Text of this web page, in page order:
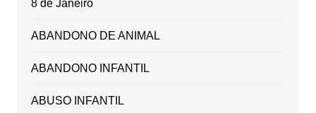
8 de Janeiro
ABANDONO DE ANIMAL
ABANDONO INFANTIL
ABUSO INFANTIL